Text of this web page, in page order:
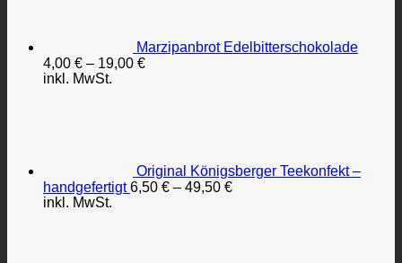
Marzipanbrot Edelbitterschokolade
4,00 € – 19,00 €
inkl. MwSt.
Original Königsberger Teekonfekt –
handgefertigt 6,50 € – 49,50 €
inkl. MwSt.